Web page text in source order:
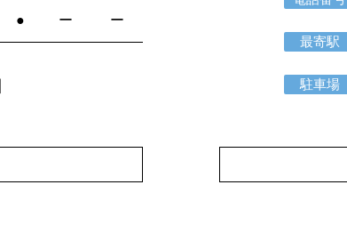
● ー ー
最寄駅
駐車場